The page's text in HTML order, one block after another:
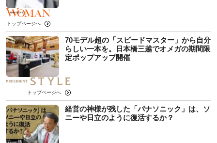
トップページへ
70モデル超の「スピードマスター」から自分
らしい一本を。日本橋三越でオメガの期間限
定ポップアップ開催
トップページへ
経営の神様が残した「パナソニック」は、ソ
ニーや日立のように復活するか？